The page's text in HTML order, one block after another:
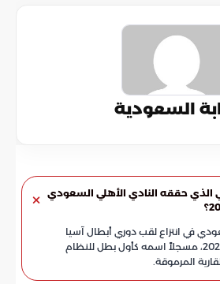
السعودية
الذي حققه النادي الأهلي السعودي
في انتزاع لقب دوري أبطال آسيا
للنخبة لموسم 2025-2026، مسجلاً اسمه كأول بطل للنظام
المرموقة.